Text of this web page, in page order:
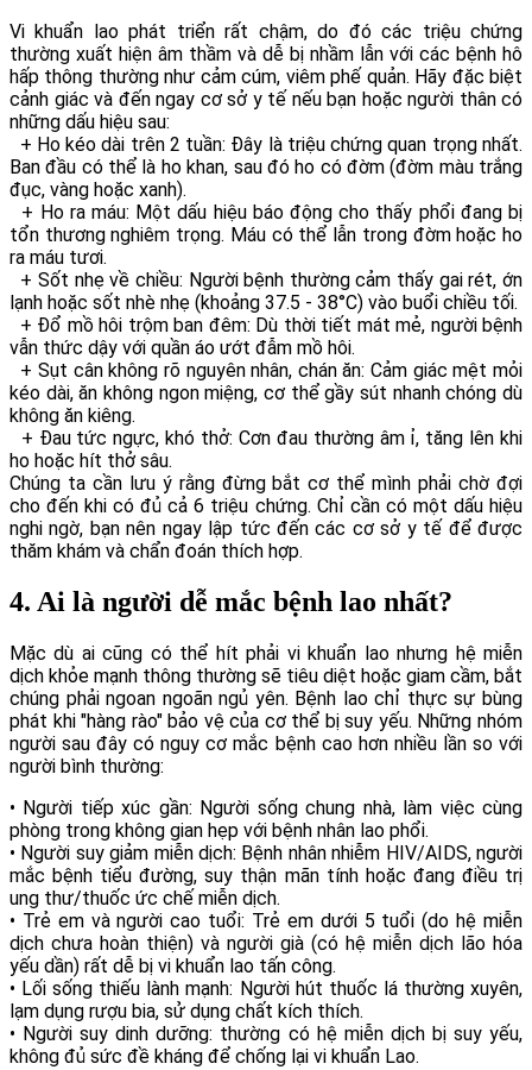
Vi khuẩn lao phát triển rất chậm, do đó các triệu chứng
thường xuất hiện âm thầm và dễ bị nhầm lẫn với các bệnh hô
hấp thông thường như cảm cúm, viêm phế quản. Hãy đặc biệt
cảnh giác và đến ngay cơ sở y tế nếu bạn hoặc người thân có
những dấu hiệu sau:
+ Ho kéo dài trên 2 tuần: Đây là triệu chứng quan trọng nhất.
Ban đầu có thể là ho khan, sau đó ho có đờm (đờm màu trắng
đục, vàng hoặc xanh).
+ Ho ra máu: Một dấu hiệu báo động cho thấy phổi đang bị
tổn thương nghiêm trọng. Máu có thể lẫn trong đờm hoặc ho
ra máu tươi.
+ Sốt nhẹ về chiều: Người bệnh thường cảm thấy gai rét, ớn
lạnh hoặc sốt nhè nhẹ (khoảng 37.5 - 38°C) vào buổi chiều tối.
+ Đổ mồ hôi trộm ban đêm: Dù thời tiết mát mẻ, người bệnh
vẫn thức dậy với quần áo ướt đẫm mồ hôi.
+ Sụt cân không rõ nguyên nhân, chán ăn: Cảm giác mệt mỏi
kéo dài, ăn không ngon miệng, cơ thể gầy sút nhanh chóng dù
không ăn kiêng.
+ Đau tức ngực, khó thở: Cơn đau thường âm ỉ, tăng lên khi
ho hoặc hít thở sâu.
Chúng ta cần lưu ý rằng đừng bắt cơ thể mình phải chờ đợi
cho đến khi có đủ cả 6 triệu chứng. Chỉ cần có một dấu hiệu
nghi ngờ, bạn nên ngay lập tức đến các cơ sở y tế để được
thăm khám và chẩn đoán thích hợp.
4. Ai là người dễ mắc bệnh lao nhất?
Mặc dù ai cũng có thể hít phải vi khuẩn lao nhưng hệ miễn
dịch khỏe mạnh thông thường sẽ tiêu diệt hoặc giam cầm, bắt
chúng phải ngoan ngoãn ngủ yên. Bệnh lao chỉ thực sự bùng
phát khi "hàng rào" bảo vệ của cơ thể bị suy yếu. Những nhóm
người sau đây có nguy cơ mắc bệnh cao hơn nhiều lần so với
người bình thường:
• Người tiếp xúc gần: Người sống chung nhà, làm việc cùng
phòng trong không gian hẹp với bệnh nhân lao phổi.
• Người suy giảm miễn dịch: Bệnh nhân nhiễm HIV/AIDS, người
mắc bệnh tiểu đường, suy thận mãn tính hoặc đang điều trị
ung thư/thuốc ức chế miễn dịch.
• Trẻ em và người cao tuổi: Trẻ em dưới 5 tuổi (do hệ miễn
dịch chưa hoàn thiện) và người già (có hệ miễn dịch lão hóa
yếu dần) rất dễ bị vi khuẩn lao tấn công.
• Lối sống thiếu lành mạnh: Người hút thuốc lá thường xuyên,
lạm dụng rượu bia, sử dụng chất kích thích.
• Người suy dinh dưỡng: thường có hệ miễn dịch bị suy yếu,
không đủ sức đề kháng để chống lại vi khuẩn Lao.